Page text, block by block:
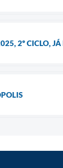
2º CICLO,